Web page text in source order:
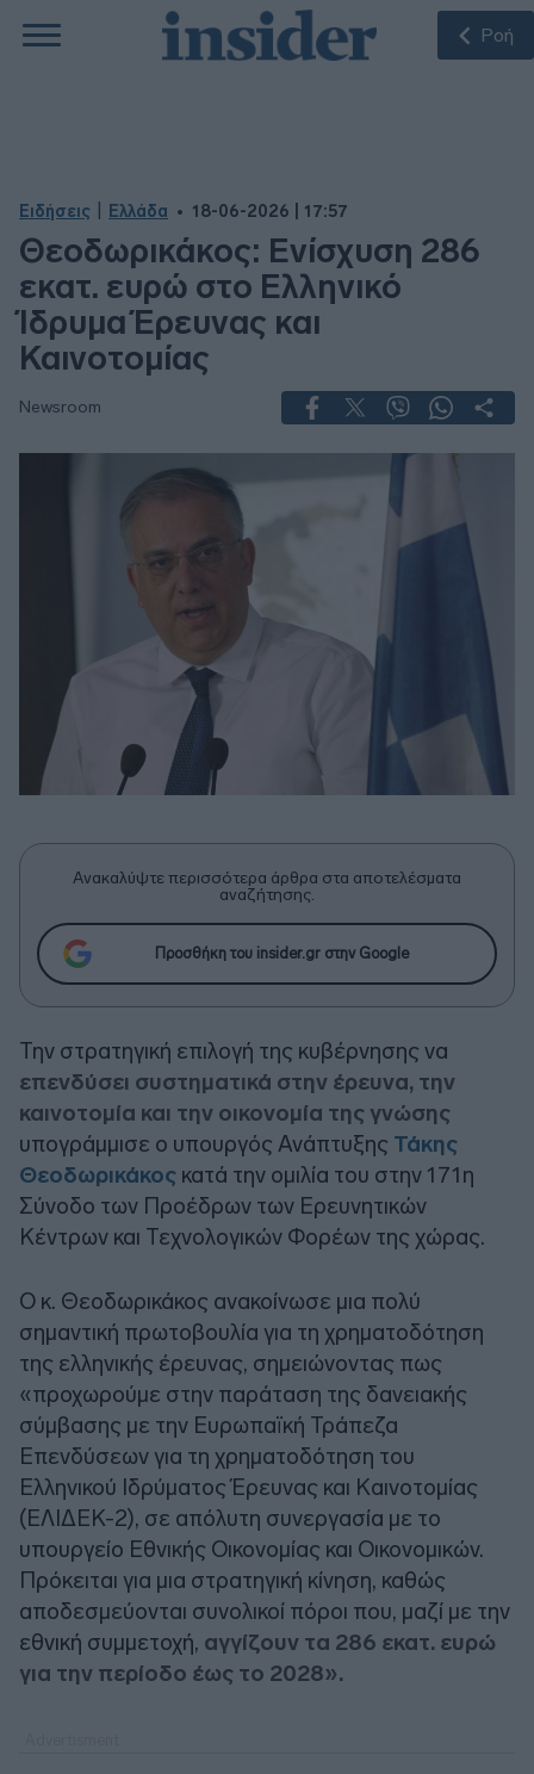
Ροή
Ειδήσεις Ελλάδα 18-06-2026 | 17:57
Θεοδωρικάκος: Ενίσχυση 286
εκατ. ευρώ στο Ελληνικό
Ίδρυμα Έρευνας και
Καινοτομίας
Newsroom
Ανακαλύψτε περισσότερα άρθρα στα αποτελέσματα
αναζήτησης.
Προσθήκη του insider.gr στην Google
Την στρατηγική επιλογή της κυβέρνησης να
επενδύσει συστηματικά στην έρευνα, την
καινοτομία και την οικονομία της γνώσης
υπογράμμισε ο υπουργός Ανάπτυξης Τάκης
Θεοδωρικάκος κατά την ομιλία του στην 171η
Σύνοδο των Προέδρων των Ερευνητικών
Κέντρων και Τεχνολογικών Φορέων της χώρας.
O κ. Θεοδωρικάκος ανακοίνωσε μια πολύ
σημαντική πρωτοβουλία για τη χρηματοδότηση
της ελληνικής έρευνας, σημειώνοντας πως
«προχωρούμε στην παράταση της δανειακής
σύμβασης με την Ευρωπαϊκή Τράπεζα
Επενδύσεων για τη χρηματοδότηση του
Ελληνικού Ιδρύματος Έρευνας και Καινοτομίας
(ΕΛΙΔΕΚ-2), σε απόλυτη συνεργασία με το
υπουργείο Εθνικής Οικονομίας και Οικονομικών.
Πρόκειται για μια στρατηγική κίνηση, καθώς
αποδεσμεύονται συνολικοί πόροι που, μαζί με την
εθνική συμμετοχή, αγγίζουν τα 286 εκατ. ευρώ
για την περίοδο έως το 2028».